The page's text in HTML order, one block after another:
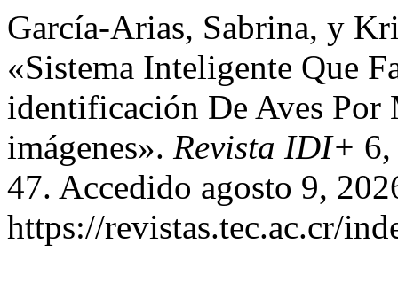
García-Arias, Sabrina, y
«Sistema Inteligente Que
identificación De Aves Por
imágenes». Revista IDI+
47. Accedido agosto 9,
https://revistas.tec.ac.cr/